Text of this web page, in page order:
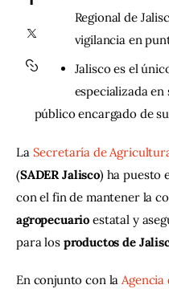
Contacto
Regional de
vigilancia en
Jalisco es el
especializada
público encargado de
La Secretaría de
(SADER Jalisco) ha puesto
con el fin de mantener la
agropecuario estatal y
para los productos de
En conjunto con la Agencia